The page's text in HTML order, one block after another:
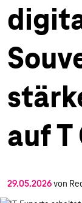
auf
29.05.2026von